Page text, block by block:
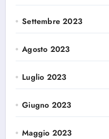
Settembre 2023
Agosto 2023
Luglio 2023
Giugno 2023
Maggio 2023